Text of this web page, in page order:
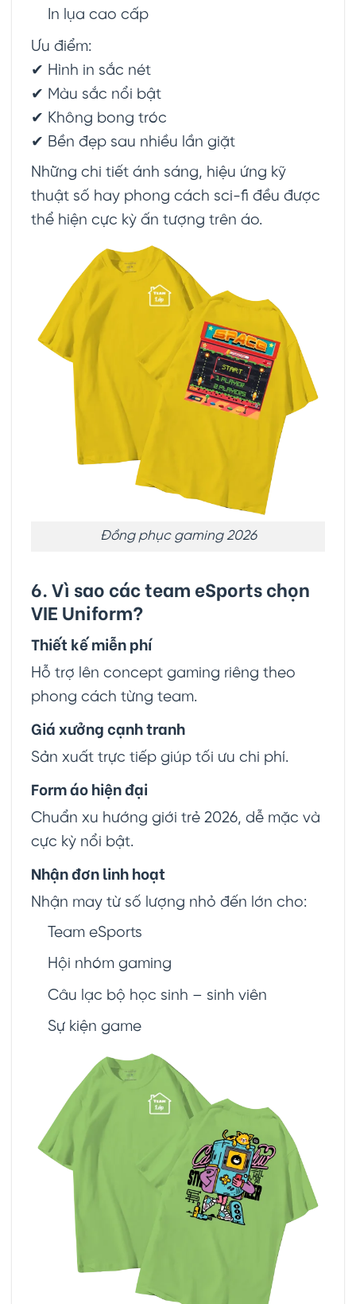
In lụa cao cấp
Ưu điểm:
✔ Hình in sắc nét
✔ Màu sắc nổi bật
✔ Không bong tróc
✔ Bền đẹp sau nhiều lần giặt
Những chi tiết ánh sáng, hiệu ứng kỹ
thuật số hay phong cách sci-fi đều được
thể hiện cực kỳ ấn tượng trên áo.
Đồng phục gaming 2026
6. Vì sao các team eSports chọn
VIE Uniform?
Thiết kế miễn phí
Hỗ trợ lên concept gaming riêng theo
phong cách từng team.
Giá xưởng cạnh tranh
Sản xuất trực tiếp giúp tối ưu chi phí.
Form áo hiện đại
Chuẩn xu hướng giới trẻ 2026, dễ mặc và
cực kỳ nổi bật.
Nhận đơn linh hoạt
Nhận may từ số lượng nhỏ đến lớn cho:
Team eSports
Hội nhóm gaming
Câu lạc bộ học sinh – sinh viên
Sự kiện game